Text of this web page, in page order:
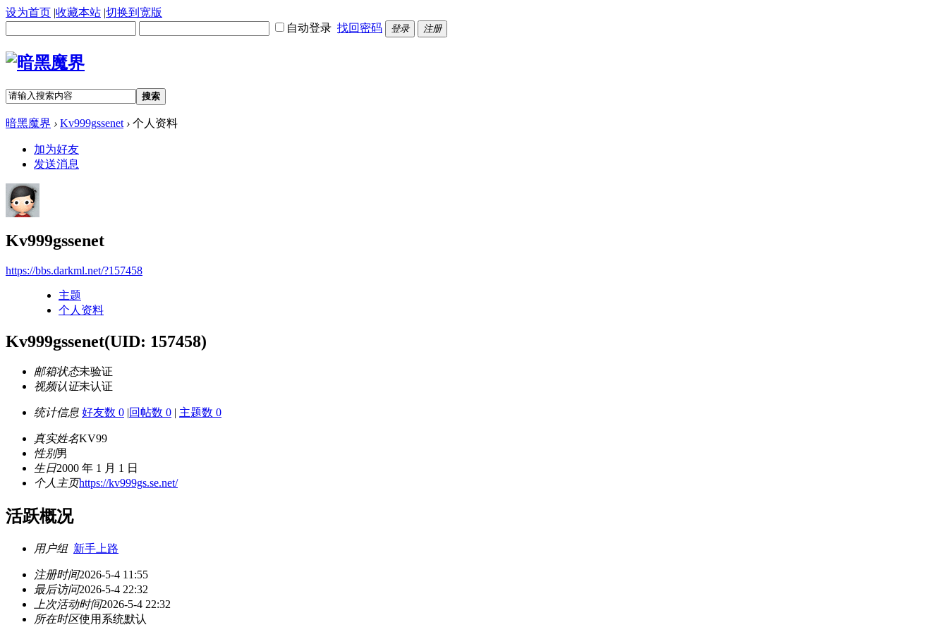
设为首页 |收藏本站 |切换到宽版
自动登录 找回密码 登录 注册
搜索
暗黑魔界 › Kv999gssenet › 个人资料
加为好友
发送消息
Kv999gssenet
https://bbs.darkml.net/?157458
主题
个人资料
Kv999gssenet(UID: 157458)
邮箱状态未验证
视频认证未认证
统计信息 好友数 0 |回帖数 0 | 主题数 0
真实姓名KV99
性别男
生日2000 年 1 月 1 日
个人主页https://kv999gs.se.net/
活跃概况
用户组 新手上路
注册时间2026-5-4 11:55
最后访问2026-5-4 22:32
上次活动时间2026-5-4 22:32
所在时区使用系统默认